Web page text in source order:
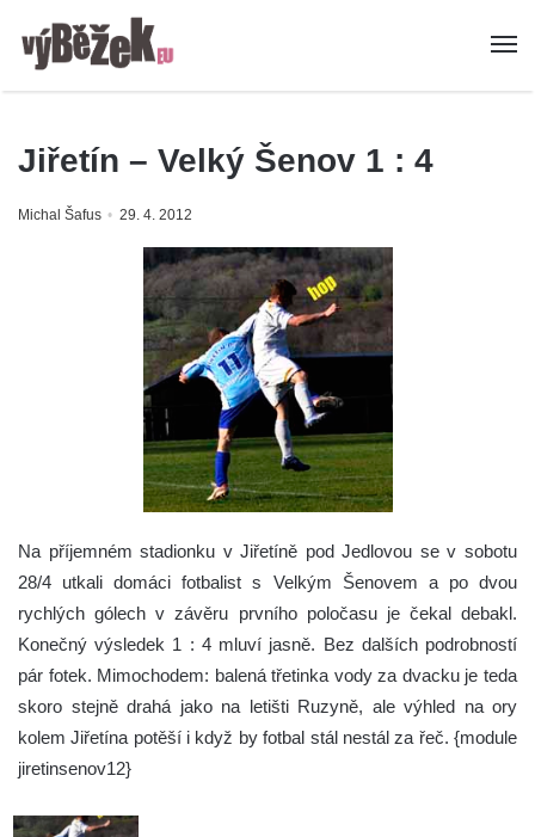
Jiřetín – Velký Šenov 1 : 4
Michal Šafus 29. 4. 2012
Na příjemném stadionku v Jiřetíně pod Jedlovou se v sobotu
28/4 utkali domáci fotbalist s Velkým Šenovem a po dvou
rychlých gólech v závěru prvního poločasu je čekal debakl.
Konečný výsledek 1 : 4 mluví jasně. Bez dalších podrobností
pár fotek. Mimochodem: balená třetinka vody za dvacku je teda
skoro stejně drahá jako na letišti Ruzyně, ale výhled na ory
kolem Jiřetína potěší i když by fotbal stál nestál za řeč. {module
jiretinsenov12}